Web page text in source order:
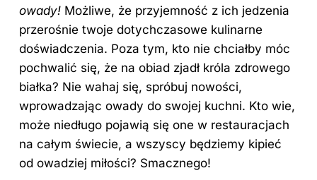
owady! Możliwe, że przyjemność z ich jedzenia
przerośnie twoje dotychczasowe kulinarne
doświadczenia. Poza tym, kto nie chciałby móc
pochwalić się, że na obiad zjadł króla zdrowego
białka? Nie wahaj się, spróbuj nowości,
wprowadzając owady do swojej kuchni. Kto wie,
może niedługo pojawią się one w restauracjach
na całym świecie, a wszyscy będziemy kipieć
od owadziej miłości? Smacznego!